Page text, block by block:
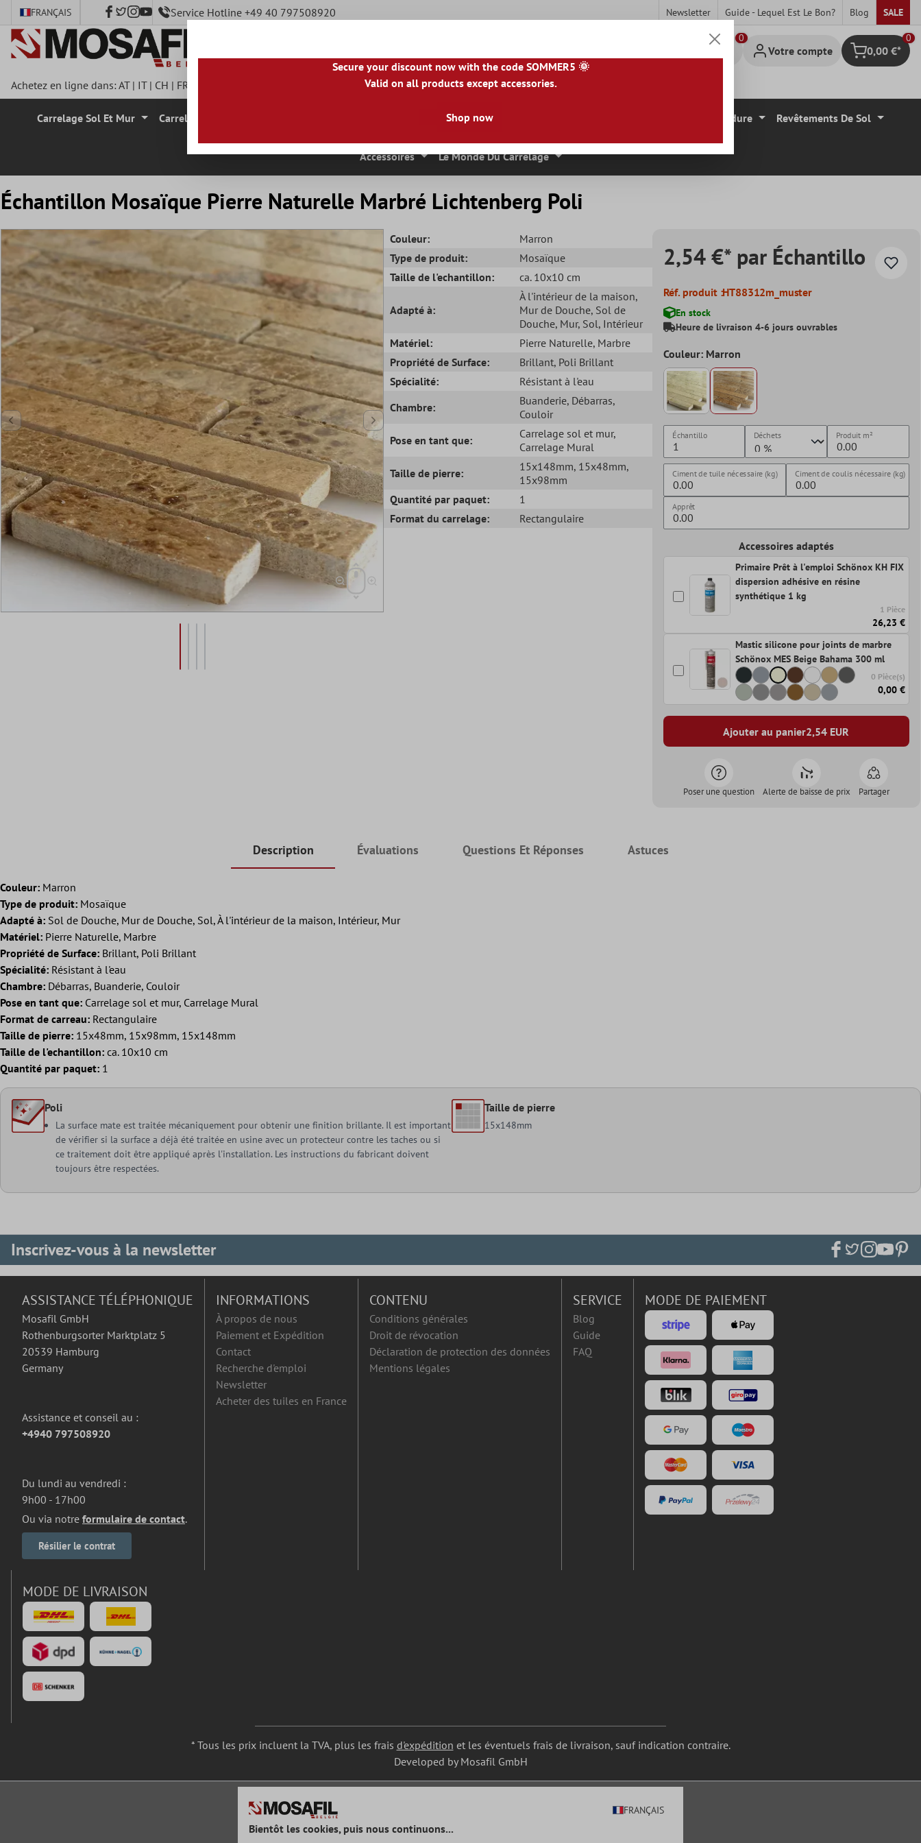
principal
FRANÇAIS Service Hotline +49 40 797508920 Newsletter Guide - Lequel Est Le Bon? Blog SALE
Votre compte Panier
0
0,00 €*
Achetez en ligne dans:AT| IT| CH | FR ES|PL|PT| FI|GR|RO|NO|HU|BG|HR
Carrelage Sol Et Mur Carrelage Mural Carreaux En Pierre Naturelle Carrelage Mural Bordure Revêtements De Sol
Accessoires Le Monde Du Carrelage
Échantillon Mosaïque Pierre Naturelle Marbré Lichtenberg Poli
Couleur:
Marron
Type de produit:
Mosaïque
Taille de l'echantillon:
ca. 10x10 cm
Adapté à:
À l'intérieur de la maison,
Mur de Douche, Sol de
Douche, Mur, Sol, Intérieur
Matériel:
Pierre Naturelle, Marbre
Propriété de Surface:
Brillant, Poli Brillant
Spécialité:
Résistant à l'eau
Chambre:
Buanderie, Débarras,
Couloir
Pose en tant que:
Carrelage sol et mur,
Carrelage Mural
Taille de pierre:
15x148mm, 15x48mm,
15x98mm
Quantité par paquet:
1
Format du carrelage:
Rectangulaire
2,54 €* par Échantillo
Réf. produit :HT88312m_muster
En stock
Heure de livraison 4-6 jours ouvrables
Couleur: Marron
Échantillo Déchets Produit m²
Ciment de tuile nécessaire (kg) Ciment de coulis nécessaire (kg)
Apprêt
Accessoires adaptés
Primaire Prêt à l'emploi Schönox KH FIX
dispersion adhésive en résine
synthétique 1 kg
1 Pièce
26,23 €
Mastic silicone pour joints de marbre
Schönox MES Beige Bahama 300 ml
0 Pièce(s)
0,00 €
Ajouter au panier2,54 EUR
Poser une question Alerte de baisse de prix Partager
Description Évaluations Questions Et Réponses Astuces
Couleur: Marron
Type de produit: Mosaïque
Adapté à: Sol de Douche, Mur de Douche, Sol, À l'intérieur de la maison, Intérieur, Mur
Matériel: Pierre Naturelle, Marbre
Propriété de Surface: Brillant, Poli Brillant
Spécialité: Résistant à l'eau
Chambre: Débarras, Buanderie, Couloir
Pose en tant que: Carrelage sol et mur, Carrelage Mural
Format de carreau: Rectangulaire
Taille de pierre: 15x48mm, 15x98mm, 15x148mm
Taille de l'echantillon: ca. 10x10 cm
Quantité par paquet: 1
Poli
La surface mate est traitée mécaniquement pour obtenir une finition brillante. Il est important
de vérifier si la surface a déjà été traitée en usine avec un protecteur contre les taches ou si
ce traitement doit être appliqué après l'installation. Les instructions du fabricant doivent
toujours être respectées.
Taille de pierre
15x148mm
Inscrivez-vous à la newsletter
ASSISTANCE TÉLÉPHONIQUE
Mosafil GmbH
Rothenburgsorter Marktplatz 5
20539 Hamburg
Germany
Assistance et conseil au :
+4940 797508920
Du lundi au vendredi :
9h00 - 17h00
Ou via notre formulaire de contact.
Résilier le contrat
INFORMATIONS
À propos de nous
Paiement et Expédition
Contact
Recherche d'emploi
Newsletter
Acheter des tuiles en France
CONTENU
Conditions générales
Droit de révocation
Déclaration de protection des données
Mentions légales
SERVICE
Blog
Guide
FAQ
MODE DE PAIEMENT
MODE DE LIVRAISON
* Tous les prix incluent la TVA, plus les frais d'expédition et les éventuels frais de livraison, sauf indication contraire.
Developed by Mosafil GmbH
FRANÇAIS
Bientôt les cookies, puis nous continuons...
Secure your discount now with the code SOMMER5 🌞
Valid on all products except accessories.
Shop now